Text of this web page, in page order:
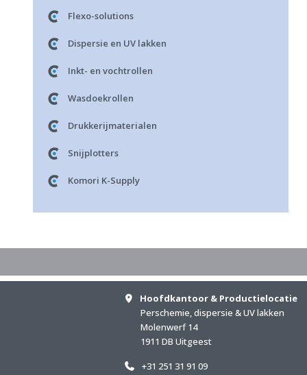
Flexo-solutions
Dispersie en UV lakken
Inkt- en vochtrollen
Wasdoekrollen
Drukkerijmaterialen
Snijplotters
Komori K-Supply
Hoofdkantoor & Productielocatie
Perschemie, dispersie & UV lakken
Molenwerf 14
1911 DB Uitgeest
+31 251 31 91 09